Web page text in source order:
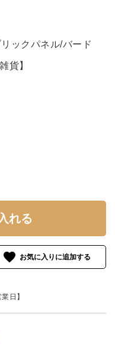
ックパネル/バード
貨】
れる
favorite
日】